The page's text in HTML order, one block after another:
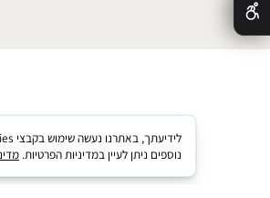
תוספי מזון לספורטאים: